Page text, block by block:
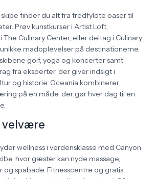
skibe finder du alt fra fredfyldte oaser til
Prøv kunstkurser i Artist Loft,
The Culinary Center, eller deltag i Culinary
madoplevelser på destinationerne.
golf, yoga og koncerter samt
fra eksperter, der giver indsigt i
og historie. Oceania kombinerer
på en måde, der gør hver dag til en
velvære
wellness i verdensklasse med Canyon
hvor gæster kan nyde massage,
og spabade. Fitnesscentre og gratis